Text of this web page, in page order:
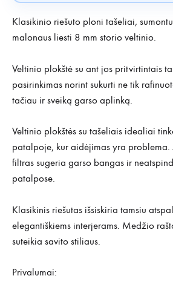
Klasikinio riešuto ploni tašeliai,
malonaus liesti 8 mm storio veltinio.
Veltinio plokštė su ant jos pritvirtintais
pasirinkimas norint sukurti ne tik
tačiau ir sveiką garso aplinką.
Veltinio plokštės su tašeliais idealiai
patalpoje, kur aidėjimas yra problema.
filtras sugeria garso bangas ir
patalpose.
Klasikinis riešutas išsiskiria tamsiu
elegantiškiems interjerams. Medžio
suteikia savito stiliaus.
Privalumai: